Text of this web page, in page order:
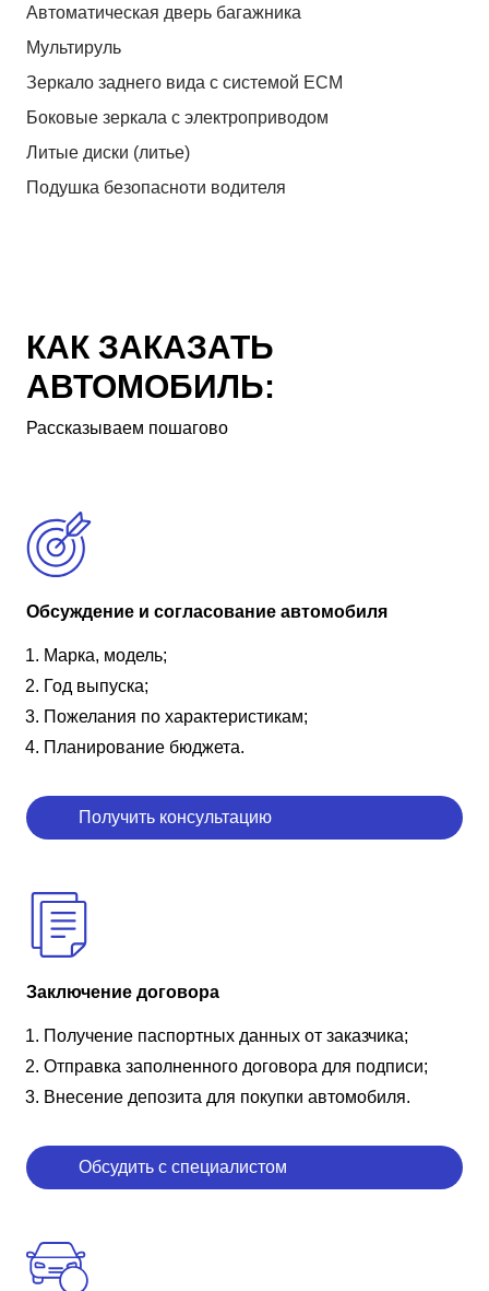
Автоматическая дверь багажника
Мультируль
Зеркало заднего вида с системой ЕСМ
Боковые зеркала с электроприводом
Литые диски (литье)
Подушка безопасноти водителя
КАК ЗАКАЗАТЬ
АВТОМОБИЛЬ:
Рассказываем пошагово
Обсуждение и согласование автомобиля
Марка, модель;
Год выпуска;
Пожелания по характеристикам;
Планирование бюджета.
Получить консультацию
Заключение договора
Получение паспортных данных от заказчика;
Отправка заполненного договора для подписи;
Внесение депозита для покупки автомобиля.
Обсудить с специалистом